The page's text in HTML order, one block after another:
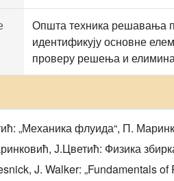
Општа техника решавања
идентификују основне
проверу решења и
„Механика флуида“, П.
Ј.Цветић: Физика
J. Walker: „Fundamentals of